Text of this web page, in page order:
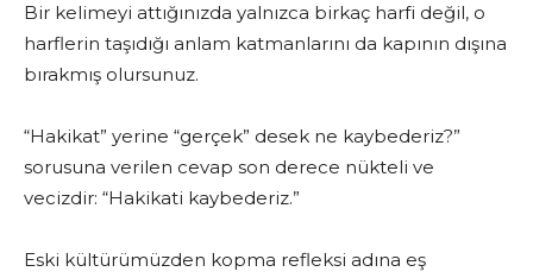
Bir kelimeyi attığınızda yalnızca birkaç harfi değil, o
harflerin taşıdığı anlam katmanlarını da kapının dışına
bırakmış olursunuz.
“Hakikat” yerine “gerçek” desek ne kaybederiz?”
sorusuna verilen cevap son derece nükteli ve
vecizdir: “Hakikati kaybederiz.”
Eski kültürümüzden kopma refleksi adına eş